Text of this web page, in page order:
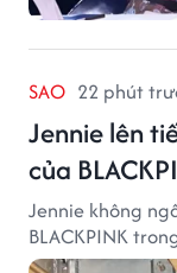
SAO 22 phút
Jennie lên
của
Jennie không
BLACKPINK